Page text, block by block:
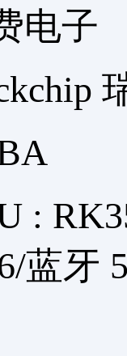
电子
:
蓝牙